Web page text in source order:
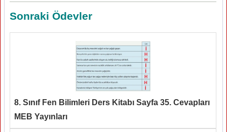
Sonraki Ödevler
8. Sınıf Fen Bilimleri Ders Kitabı Sayfa 35. Cevapları
MEB Yayınları